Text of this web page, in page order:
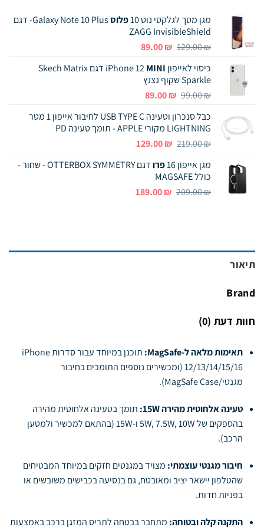
מגן מסך לגלקסי נוט 10 פלוס
Galaxy Note 10 Plus- דגם
ZAGG InvisibleShield
129.00₪
המחיר
היה:
129.00 ₪.
89.00₪
המחיר
הוא:
כיסוי לאייפון iPhone 12 MINI
דגם Skech Matrix
Sparkle שקוף נצנץ
99.00₪
המחיר
היה:
99.00 ₪.
89.00₪
המחיר
הוא:
89.00 ₪.
כבל סנכרון וטעינה USB TYPE C לחיבור אייפון 1 מטר
LIGHTNING מקורי APPLE - תומך טעינה PD
219.00₪
המחיר
היה:
219.00 ₪.
129.00₪
המחיר
הוא:
מגן אייפון 16 פרו
דגם OTTERBOX SYMMETRY - שחור -
כולל MAGSAFE
209.00₪
המחיר
189.00₪
המחיר
תיאור
Brand
חוות דעת (0)
תאימות מלאה ל-MagSafe:
תוכנן במיוחד עבור סדרות iPhone
12/13/14/15/16 (ומכשירים נוספים התומכים בחיבור
מגנטי/MagSafe Case).
טעינה אלחוטית מהירה 15W:
תומך בטעינה אלחוטית מהירה
בהספקים של 5W, 7.5W, 10W ו-15W (בהתאם למכשיר ולמטען
הרכב).
חיבור מגנטי עוצמתי: מצויד במגנטים חזקים במיוחד המבטיחים
שהטלפון יישאר יציב ומאובטח, גם בנסיעה בכבישים משובשים או
בפניות חדות.
התקנה קלה ובטוחה: מתחבר בבטחה לתריס המזגן ברכב באמצעות